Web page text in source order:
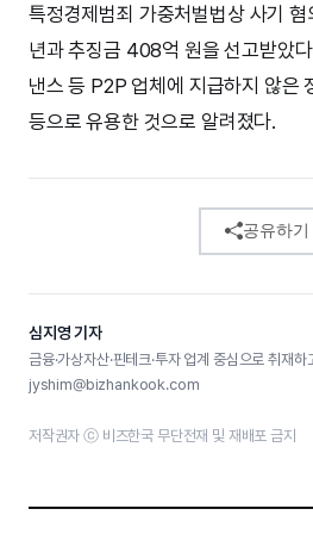
특정경제범죄 가중처벌법상 사기
년과 추징금 408억 원을 선고받았
낸스 등 P2P 업체에 지급하지 않은
등으로 유용한 것으로 알려졌다.
공유하기
심지영 기자
금융·가상자산·핀테크·투자 업계 중심으로 취재
jyshim@bizhankook.com
저작권자 ⓒ 비즈한국 무단전재 및 재배포 금지